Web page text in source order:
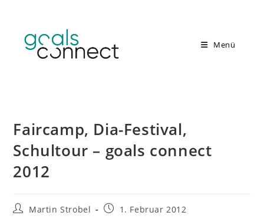
springen
Menü
Faircamp, Dia-Festival,
Schultour – goals connect
2012
Beitrags-
Martin Strobel
Beitrag1. Februar 2012